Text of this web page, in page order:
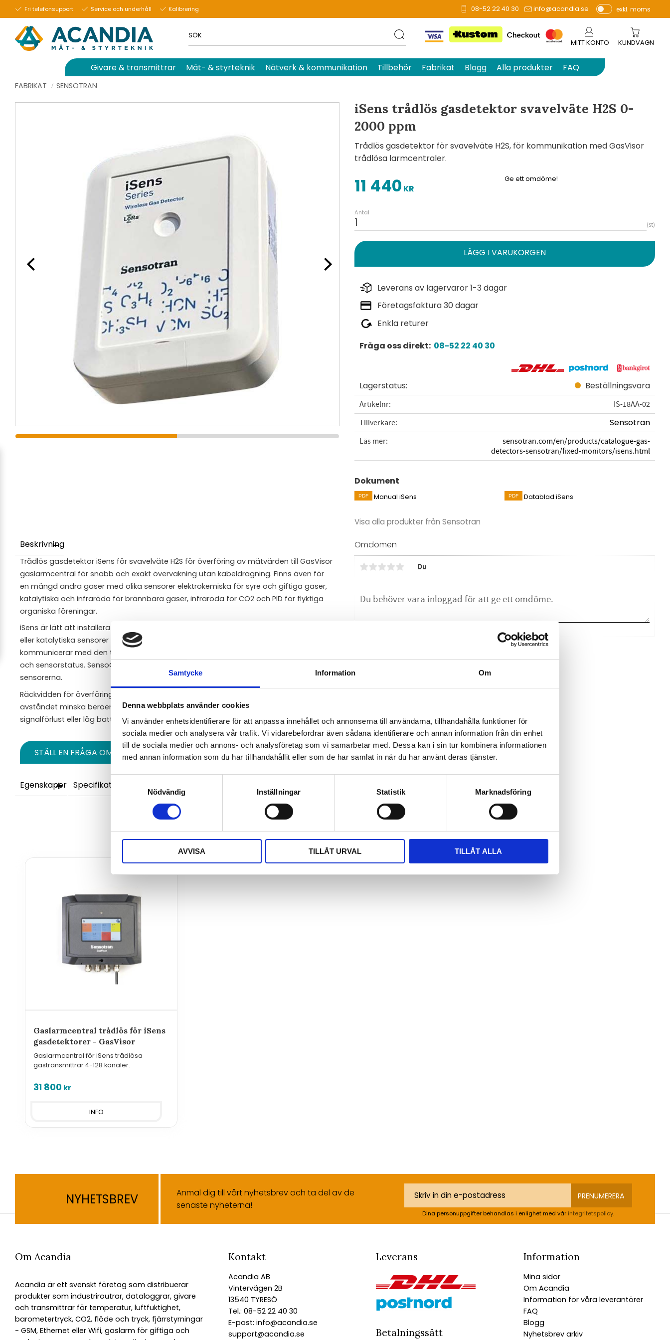
Samtycke Information Om
Denna webbplats använder cookies
Vi använder enhetsidentifierare för att anpassa innehållet och annonserna till användarna, tillhandahålla funktioner för
sociala medier och analysera vår trafik. Vi vidarebefordrar även sådana identifierare och annan information från din enhet
till de sociala medier och annons- och analysföretag som vi samarbetar med. Dessa kan i sin tur kombinera informationen
med annan information som du har tillhandahållit eller som de har samlat in när du har använt deras tjänster.
Nödvändig
Inställningar Statistik Marknadsföring
AVVISA TILLÅT URVAL TILLÅT ALLA
Fri telefonsupport Service och underhåll Kalibrering 08-52 22 40 30 info@acandia.se
P
e
r
vi
s
exkl. moms
MITT KONTO KUNDVAGN
Givare & transmittrar Mät- & styrteknik Nätverk & kommunikation Tillbehör Fabrikat Blogg Alla produkter FAQ
FABRIKAT SENSOTRAN
iSens trådlös gasdetektor svavelväte H2S 0-
2000 ppm
Trådlös gasdetektor för svavelväte H2S, för kommunikation med GasVisor
trådlösa larmcentraler.
11 440 KR
Antal
st
Leverans av lagervaror 1-3 dagar
Företagsfaktura 30 dagar
Enkla returer
Fråga oss direkt: 08-52 22 40 30
Lagerstatus Beställningsvara
Artikelnr
IS-18AA-02
Tillverkare
Sensotran
Läs mer
sensotran.com/en/products/catalogue-gas-
detectors-sensotran/fixed-monitors/isens.html
Dokument
Manual iSens Datablad iSens
Visa alla produkter från Sensotran
Ge ett omdöme!
Beskrivning
Trådlös gasdetektor iSens för svavelväte H2S för överföring av mätvärden till GasVisor
gaslarmcentral för snabb och exakt övervakning utan kabeldragning. Finns även för
en mängd andra gaser med olika sensorer elektrokemiska för syre och giftiga gaser,
katalytiska och infraröda för brännbara gaser, infraröda för CO2 och PID för flyktiga
organiska föreningar.
iSens är lätt att installera och har ett inbyggt batteri som räcker i två år. För PID-, IR-
eller katalytiska sensorer krävs ett 110-220 VAC-uttag. Detektorerna i serien iSens
kommunicerar med den trådlösa gaslarmcentralen GasVisor för övervakning av larm
och sensorstatus. SensoGuard-programvaran kan också användas för att övervaka
sensorerna.
Räckvidden för överföring når upp till 7 km (siktlinje). I stads- eller industriområden kan
avståndet minska beroende på hinder, men en kilometer är vanligtvis möjligt. Vid
signalförlust eller låg batterinivå varnar larmcentralen användaren.
STÄLL EN FRÅGA OM PRODUKTEN
Egenskaper Specifikationer
Omdömen
Baserat på 0 betyg.
Du
Gaslarmcentral trådlös för iSens
gasdetektorer - GasVisor
Gaslarmcentral för iSens trådlösa
gastransmittrar 4-128 kanaler.
31 800 kr
INFO
NYHETSBREV
Anmäl dig till vårt nyhetsbrev och ta del av de
senaste nyheterna!
PRENUMERERA
Dina personuppgifter behandlas i enlighet med vår integritetspolicy.
Om Acandia
Acandia är ett svenskt företag som distribuerar
produkter som industriroutrar, dataloggrar, givare
och transmittrar för temperatur, luftfuktighet,
barometertryck, CO2, flöde och tryck, fjärrstyrningar
- GSM, Ethernet eller Wifi, gaslarm för giftiga och
Kontakt
Acandia AB
Vintervägen 2B
13540 TYRESÖ
Tel.: 08-52 22 40 30
E-post: info@acandia.se
support@acandia.se
Leverans
Betalningssätt
Information
Mina sidor
Om Acandia
Information för våra leverantörer
FAQ
Blogg
Nyhetsbrev arkiv